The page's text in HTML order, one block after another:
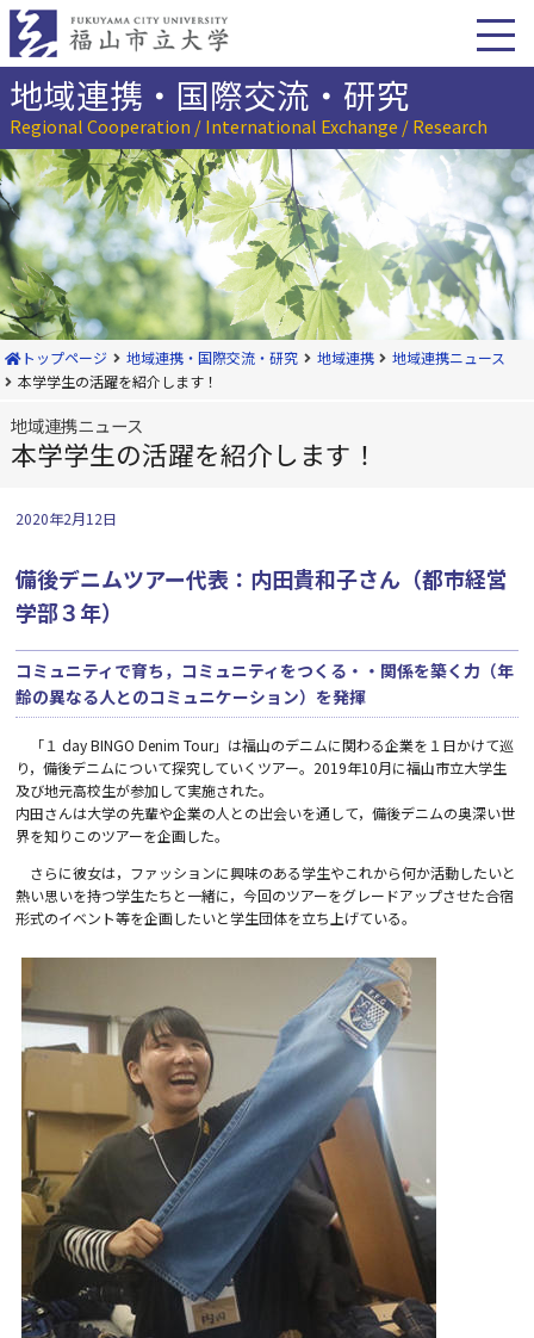
本
へ
動地域連携・国際交流・研究
Regional Cooperation / International Exchange / Research
トップページ 地域連携・国際交流・研究 地域連携
地域連携ニュース
本学学生の活躍を紹介します！
地域連携ニュース
本学学生の活躍を紹介します！
2020年2月12日
備後デニムツアー代表：内田貴和子さん（都市経営
学部３年）
コミュニティで育ち，コミュニティをつくる・・関係を築く力（年
齢の異なる人とのコミュニケーション）を発揮
「１ day BINGO Denim Tour」は福山のデニムに関わる企業を１日かけて巡
り，備後デニムについて探究していくツアー。2019年10月に福山市立大学生
及び地元高校生が参加して実施された。
内田さんは大学の先輩や企業の人との出会いを通して，備後デニムの奥深い世
界を知りこのツアーを企画した。
さらに彼女は，ファッションに興味のある学生やこれから何か活動したいと
熱い思いを持つ学生たちと一緒に，今回のツアーをグレードアップさせた合宿
形式のイベント等を企画したいと学生団体を立ち上げている。